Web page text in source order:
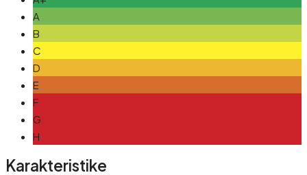
A
B
C
D
E
F
G
H
Karakteristike